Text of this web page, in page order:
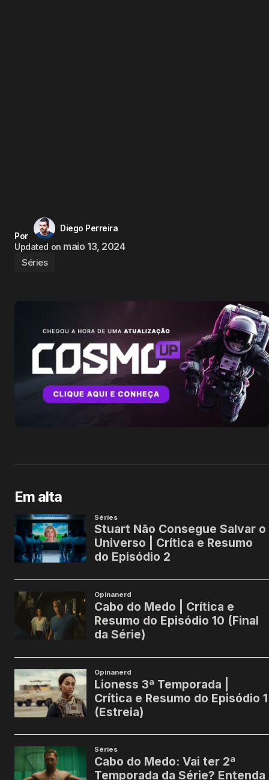
Por
Diego Perreira
Updated on maio 13, 2024
Séries
Em alta